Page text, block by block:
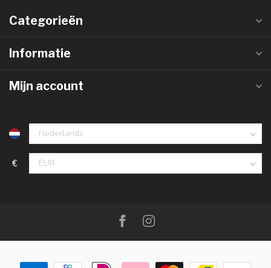
Categorieën
Informatie
Mijn account
€